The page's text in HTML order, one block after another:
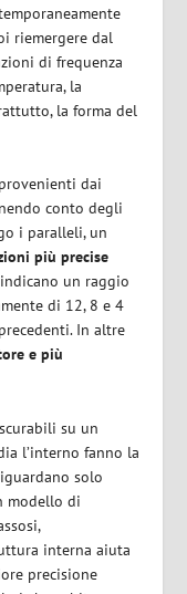
riemergere dal
di frequenza
la
la forma del
provenienti dai
conto degli
i paralleli, un
più precise
un raggio
di 12, 8 e 4
In altre
e più
su un
l’interno fanno la
solo
modello di
interna aiuta
precisione